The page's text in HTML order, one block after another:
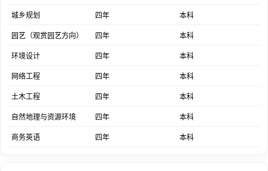
制、主辅修制，拥有国家理科基地、国家卓越农林人才培养计划、梁
希实验班、创新实验班、中外合作办学等多种拔尖创新人才和复合型
（一等奖3项、二等奖7项、优秀奖1项），国家级教材建设奖优秀教
材3种，全国教材建设奖先进个人1人，省部级教学成果奖51项，国
赛、德国红点奖、ACM国际大学生程序设计竞赛、全国大学生数学
城乡规划 四年 本科
园艺（观赏园艺方向） 四年 本科
环境设计 四年 本科
网络工程 四年 本科
土木工程 四年 本科
自然地理与资源环境 四年 本科
商务英语 四年 本科